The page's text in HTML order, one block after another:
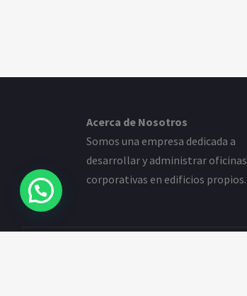
Acerca de Nosotros
Somos una empresa dedicada a
desarrollar y administrar oficinas
corporativas en edificios propios.